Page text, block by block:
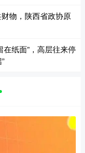
物，陕西省政协原
纸面”，高层往来停